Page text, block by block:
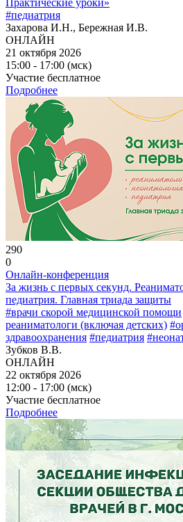
Практические уроки»
#педиатрия
Захарова И.Н., Бережная И.В.
ОНЛАЙН
21 октября 2026
15:00 - 17:00 (мск)
Участие бесплатное
Подробнее
290
0
Онлайн-конференция
За жизнь с первых секунд.
педиатрия. Главная триада защиты
#врачи скорой медицинской помощи
реаниматологи (включая детских)
здравоохранения #педиатрия
Зубков В.В.
ОНЛАЙН
22 октября 2026
12:00 - 17:00 (мск)
Участие бесплатное
Подробнее